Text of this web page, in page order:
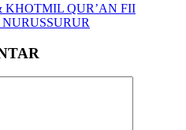
KHOTMIL QUR’AN FII